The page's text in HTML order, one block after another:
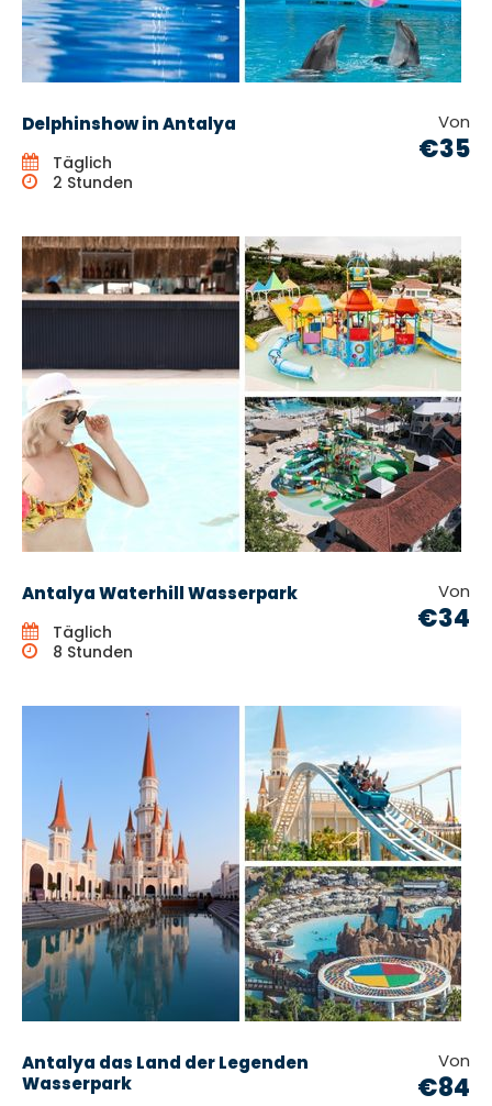
Delphinshow in Antalya Von
€35
Täglich
2 Stunden
Antalya Waterhill Wasserpark Von
€34
Täglich
8 Stunden
Antalya das Land der Legenden
Wasserpark
Von
€84